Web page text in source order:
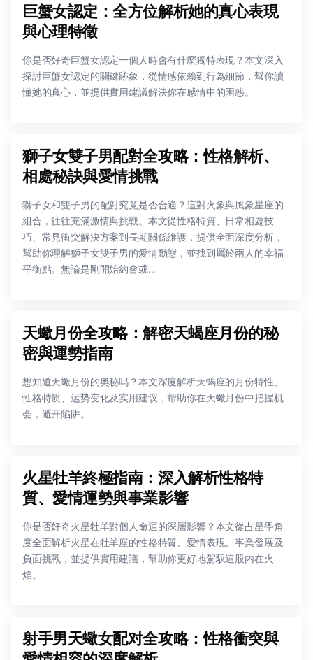
巨蟹女認定：全方位解析她的真心表現
與心理特徵
你是否好奇巨蟹女認定一個人時會有什麼獨特表現？本文深入
探討巨蟹女認定的關鍵跡象，從情感依賴到行為細節，幫你讀
懂她的真心，並提供實用建議解決你在感情中的困惑。
獅子女雙子男配對全攻略：性格解析、
相處秘訣與愛情挑戰
獅子女和雙子男的配對究竟是否合適？這對火象與風象星座的
組合，往往充滿激情與挑戰。本文從性格特質、日常相處技
巧、常見衝突解決方案到長期關係維護，提供全面深度分析，
幫助你理解獅子女雙子男的愛情動態，並找到屬於兩人的幸福
平衡點。無論是剛開始約會或...
天蠍月份全攻略：解密天蝎座月份的秘
密與運勢指南
想知道天蠍月份的奥秘吗？本文深度解析天蝎座的月份特性、
性格特质、运势变化及实用建议，帮助你在天蠍月份中把握机
会，避开陷阱。
火星牡羊終極指南：深入解析性格特
質、愛情運勢與事業影響
你是否好奇火星牡羊對個人命運的深層影響？本文從占星學角
度全面解析火星在牡羊座的性格特質、愛情表現、事業發展及
負面挑戰，並提供實用建議，幫助你更好地駕馭這股内在火
焰。
射手男天蠍女配对全攻略：性格衝突與